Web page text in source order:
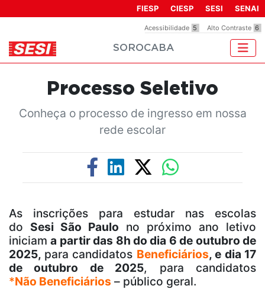
inclui
um
acessibilidade.
Acessibilidade 5 Alto Contraste 6
FIESP CIESP SESI SENAI
SOROCABA
Processo Seletivo
Conheça o processo de ingresso em nossa
rede escolar
As inscrições para estudar nas escolas
do Sesi São Paulo no próximo ano letivo
iniciama partir das 8h do dia 6 de outubro de
2025, para candidatos Beneficiários, e dia 17
de outubro de 2025, para candidatos
*Não Beneficiários – público geral.